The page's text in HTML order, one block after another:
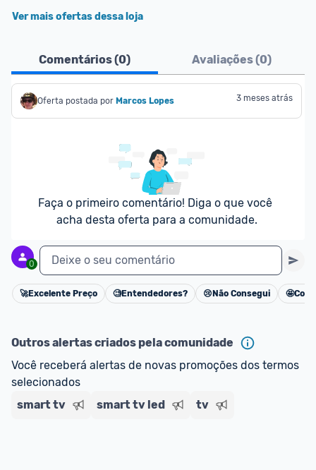
Ver mais ofertas dessa loja
Comentários (0) Avaliações (0)
Oferta postada por Marcos Lopes 3 meses atrás
Faça o primeiro comentário! Diga o que você
acha desta oferta para a comunidade.
0 Deixe o seu comentário
Cancelar
🚀Excelente Preço 🧐Entendedores? 😢 Não Consegui 🤩
Outros alertas criados pela comunidade
Você receberá alertas de novas promoções dos termos
selecionados
smart tv
smart tv led tv